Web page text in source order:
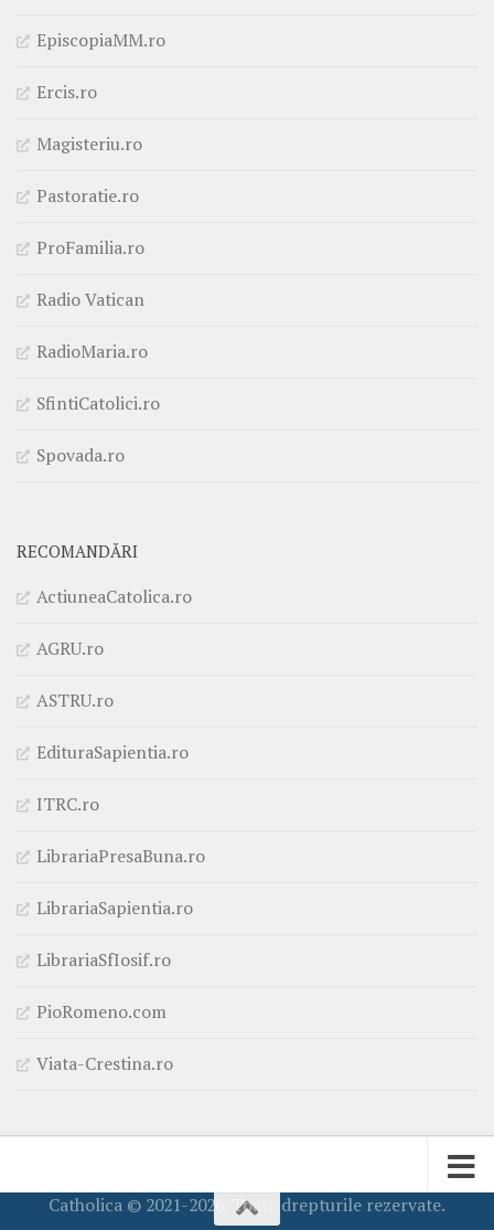
EpiscopiaMM.ro
Ercis.ro
Magisteriu.ro
Pastoratie.ro
ProFamilia.ro
Radio Vatican
RadioMaria.ro
SfintiCatolici.ro
Spovada.ro
RECOMANDĂRI
ActiuneaCatolica.ro
AGRU.ro
ASTRU.ro
EdituraSapientia.ro
ITRC.ro
LibrariaPresaBuna.ro
LibrariaSapientia.ro
LibrariaSfIosif.ro
PioRomeno.com
Viata-Crestina.ro
Catholica © 2021-2026. Toate drepturile rezervate.